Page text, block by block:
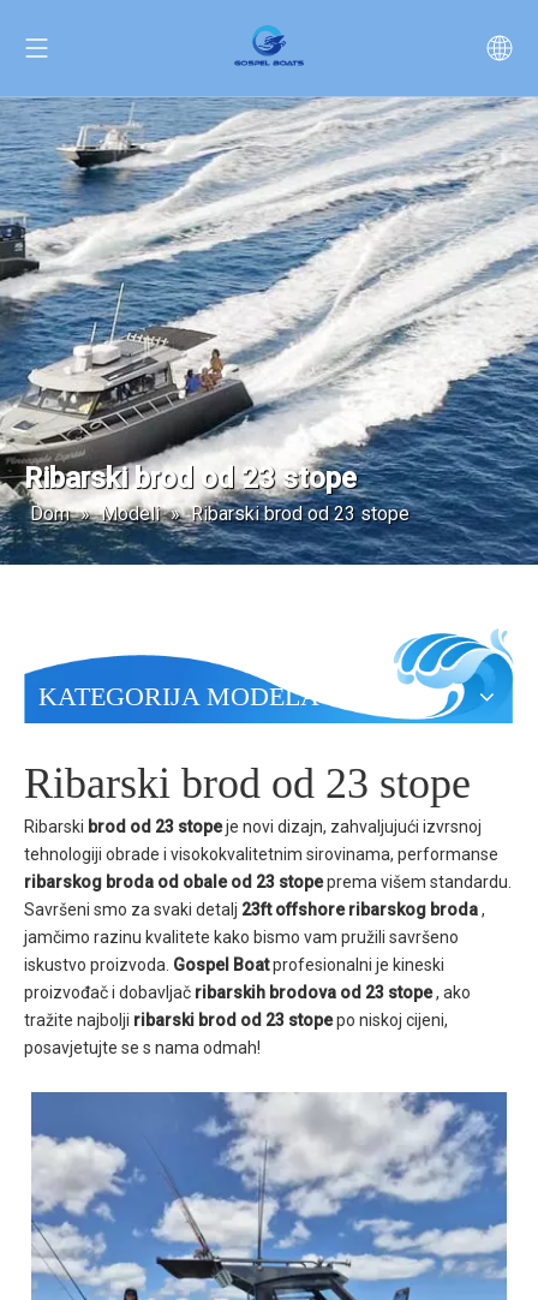
Ribarski brod od 23 stope
Dom » Modeli » Ribarski brod od 23 stope
KATEGORIJA MODELA
Ribarski brod od 23 stope
Ribarski brod od 23 stopeje novi dizajn, zahvaljujući izvrsnoj
tehnologiji obrade i visokokvalitetnim sirovinama, performanse
ribarskog broda od obale od 23 stopeprema višem standardu.
Savršeni smo za svaki detalj 23ft offshore ribarskog broda,
jamčimo razinu kvalitete kako bismo vam pružili savršeno
iskustvo proizvoda. Gospel Boatprofesionalni je kineski
proizvođač i dobavljač ribarskih brodova od 23 stope, ako
tražite najbolji ribarski brod od 23 stopepo niskoj cijeni,
posavjetujte se s nama odmah!